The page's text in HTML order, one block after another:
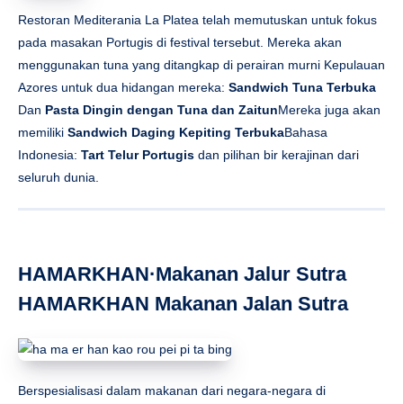
Restoran Mediterania La Platea telah memutuskan untuk fokus
pada masakan Portugis di festival tersebut. Mereka akan
menggunakan tuna yang ditangkap di perairan murni Kepulauan
Azores untuk dua hidangan mereka: Sandwich Tuna Terbuka
Dan Pasta Dingin dengan Tuna dan ZaitunMereka juga akan
memiliki Sandwich Daging Kepiting TerbukaBahasa
Indonesia: Tart Telur Portugis dan pilihan bir kerajinan dari
seluruh dunia.
HAMARKHAN·Makanan Jalur Sutra
HAMARKHAN Makanan Jalan Sutra
Berspesialisasi dalam makanan dari negara-negara di